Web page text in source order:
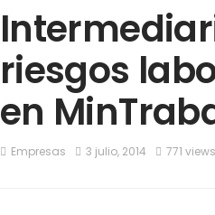
riesgos
en
Empresas 3 julio, 2014 771 views